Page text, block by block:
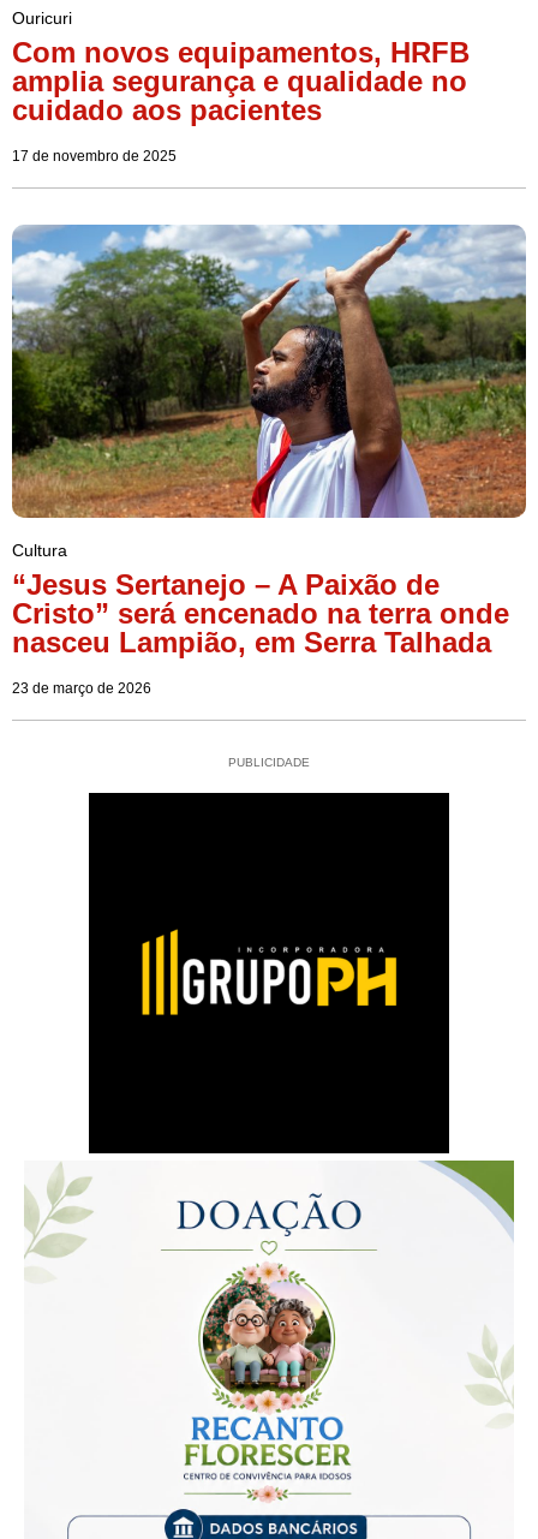
Ouricuri
Com novos equipamentos, HRFB
amplia segurança e qualidade no
cuidado aos pacientes
17 de novembro de 2025
Cultura
“Jesus Sertanejo – A Paixão de
Cristo” será encenado na terra onde
nasceu Lampião, em Serra Talhada
23 de março de 2026
PUBLICIDADE